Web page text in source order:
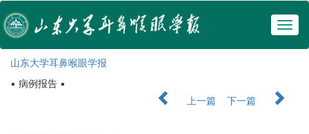
山东大学耳鼻喉眼学报
• 病例报告 •
上一篇
下一篇